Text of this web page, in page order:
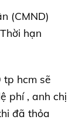
(CMND)
hạn
tp hcm sẽ
phí , anh chị
đã thỏa